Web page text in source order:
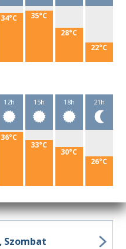
34°C 35°C
28°C
22°C
12h
36°C
15h
33°C
18h
30°C
21h
26°C
Szombat